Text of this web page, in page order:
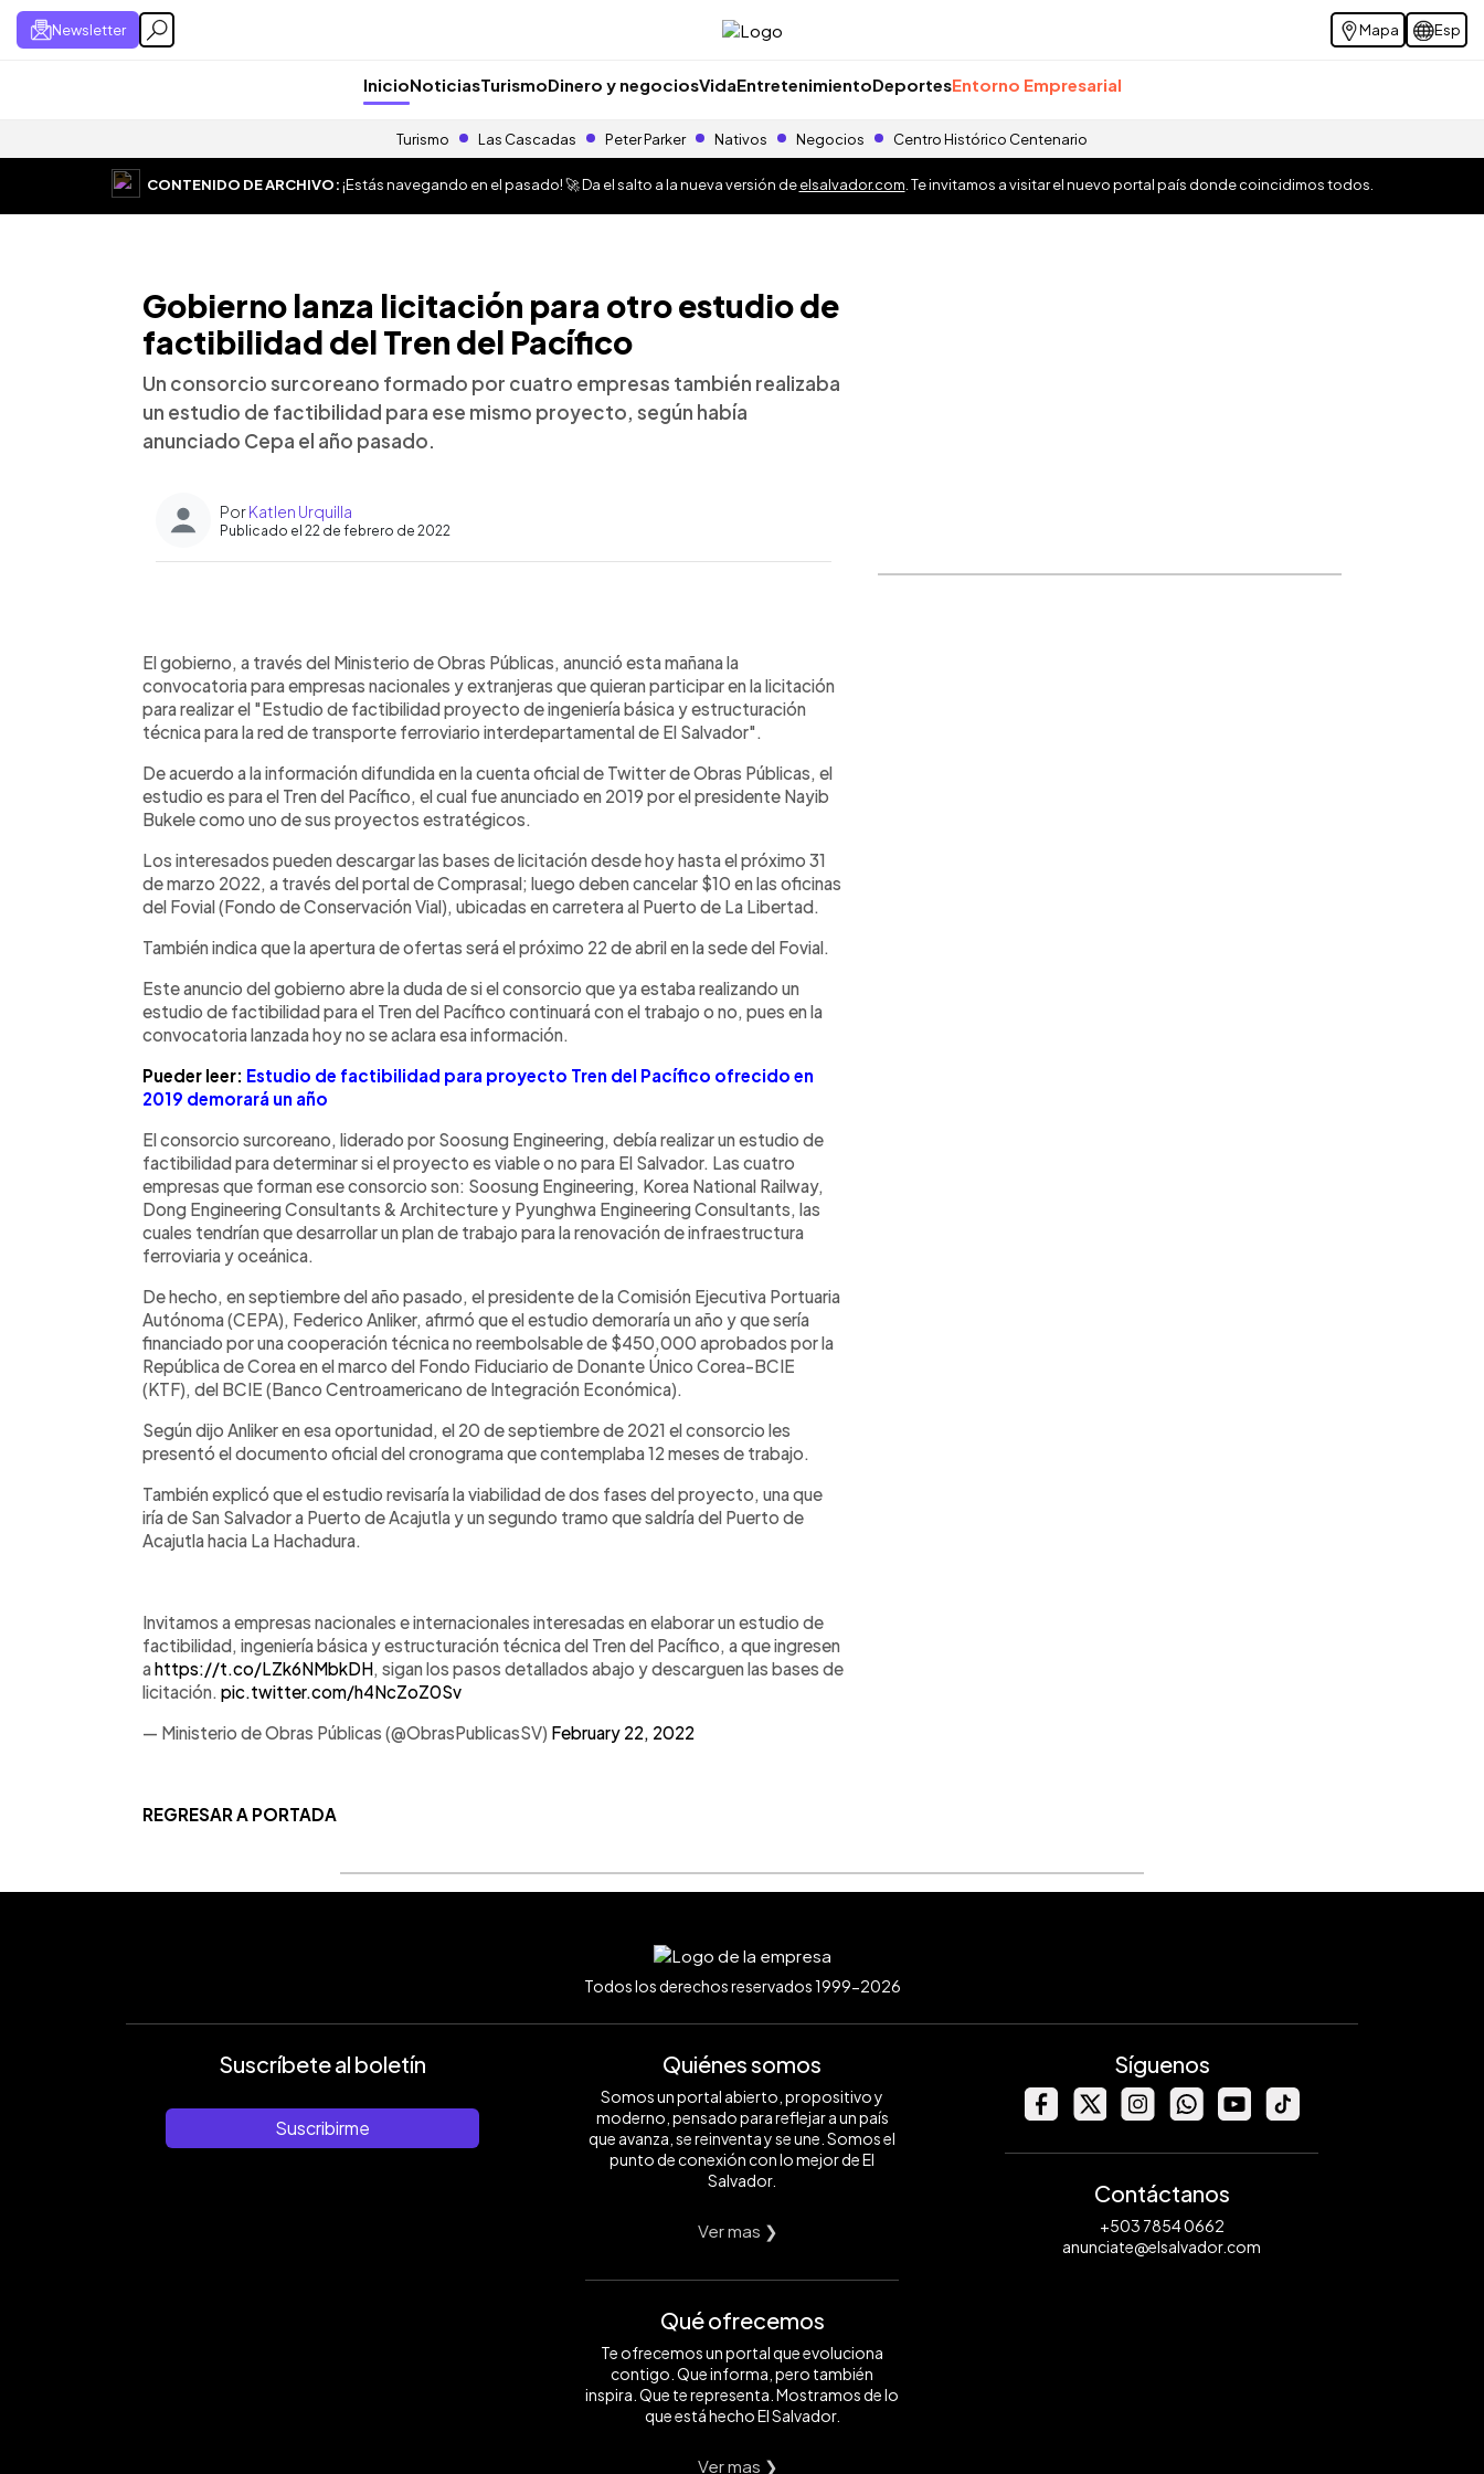
Newsletter Mapa Esp
InicioNoticiasTurismoDinero y negociosVidaEntretenimientoDeportesEntorno Empresarial
Turismo Las Cascadas Peter Parker Nativos Negocios Centro Histórico Centenario
CONTENIDO DE ARCHIVO:¡Estás navegando en el pasado! 🚀 Da el salto a la nueva versión deelsalvador.com . Te invitamos a visitar el nuevo portal país donde coincidimos todos.
Gobierno lanza licitación para otro estudio de
factibilidad del Tren del Pacífico
Un consorcio surcoreano formado por cuatro empresas también realizaba
un estudio de factibilidad para ese mismo proyecto, según había
anunciado Cepa el año pasado.
PorKatlen Urquilla
Publicado el 22 de febrero de 2022
Escuchar artículo
El gobierno, a través del Ministerio de Obras Públicas, anunció esta mañana la
convocatoria para empresas nacionales y extranjeras que quieran participar en la licitación
para realizar el "Estudio de factibilidad proyecto de ingeniería básica y estructuración
técnica para la red de transporte ferroviario interdepartamental de El Salvador".
De acuerdo a la información difundida en la cuenta oficial de Twitter de Obras Públicas, el
estudio es para el Tren del Pacífico, el cual fue anunciado en 2019 por el presidente Nayib
Bukele como uno de sus proyectos estratégicos.
Los interesados pueden descargar las bases de licitación desde hoy hasta el próximo 31
de marzo 2022, a través del portal de Comprasal; luego deben cancelar $10 en las oficinas
del Fovial (Fondo de Conservación Vial), ubicadas en carretera al Puerto de La Libertad.
También indica que la apertura de ofertas será el próximo 22 de abril en la sede del Fovial.
Este anuncio del gobierno abre la duda de si el consorcio que ya estaba realizando un
estudio de factibilidad para el Tren del Pacífico continuará con el trabajo o no, pues en la
convocatoria lanzada hoy no se aclara esa información.
Pueder leer: Estudio de factibilidad para proyecto Tren del Pacífico ofrecido en
2019 demorará un año
El consorcio surcoreano, liderado por Soosung Engineering, debía realizar un estudio de
factibilidad para determinar si el proyecto es viable o no para El Salvador. Las cuatro
empresas que forman ese consorcio son: Soosung Engineering, Korea National Railway,
Dong Engineering Consultants & Architecture y Pyunghwa Engineering Consultants, las
cuales tendrían que desarrollar un plan de trabajo para la renovación de infraestructura
ferroviaria y oceánica.
De hecho, en septiembre del año pasado, el presidente de la Comisión Ejecutiva Portuaria
Autónoma (CEPA), Federico Anliker, afirmó que el estudio demoraría un año y que sería
financiado por una cooperación técnica no reembolsable de $450,000 aprobados por la
República de Corea en el marco del Fondo Fiduciario de Donante Único Corea-BCIE
(KTF), del BCIE (Banco Centroamericano de Integración Económica).
Según dijo Anliker en esa oportunidad, el 20 de septiembre de 2021 el consorcio les
presentó el documento oficial del cronograma que contemplaba 12 meses de trabajo.
También explicó que el estudio revisaría la viabilidad de dos fases del proyecto, una que
iría de San Salvador a Puerto de Acajutla y un segundo tramo que saldría del Puerto de
Acajutla hacia La Hachadura.
Invitamos a empresas nacionales e internacionales interesadas en elaborar un estudio de
factibilidad, ingeniería básica y estructuración técnica del Tren del Pacífico, a que ingresen
ahttps://t.co/LZk6NMbkDH, sigan los pasos detallados abajo y descarguen las bases de
licitación. pic.twitter.com/h4NcZoZ0Sv
— Ministerio de Obras Públicas (@ObrasPublicasSV) February 22, 2022
REGRESAR A PORTADA
Todos los derechos reservados 1999-2026
Suscríbete al boletín
Suscribirme
Quiénes somos
Somos un portal abierto, propositivo y
moderno, pensado para reflejar a un país
que avanza, se reinventa y se une. Somos el
punto de conexión con lo mejor de El
Salvador.
Ver mas ❯
Qué ofrecemos
Te ofrecemos un portal que evoluciona
contigo. Que informa, pero también
inspira. Que te representa. Mostramos de lo
que está hecho El Salvador.
Ver mas ❯
Síguenos
Contáctanos
+503 7854 0662
anunciate@elsalvador.com